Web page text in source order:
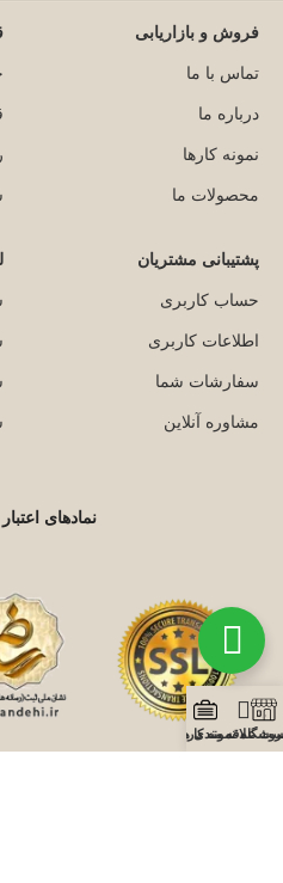
فروش و بازاریابی
تماس با ما
درباره ما
نمونه کارها
محصولات ما
پشتیبانی مشتریان
حساب کاربری
اطلاعات کاربری
سفارشات شما
مشاوره آنلاین
نمادهای
علاقه مندی ها
نمونه کارها